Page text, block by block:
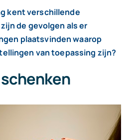
kent verschillende
de gevolgen als er
plaatsvinden waarop
van toepassing zijn?